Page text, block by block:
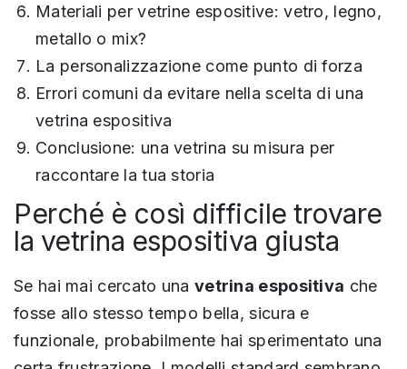
Materiali per vetrine espositive: vetro, legno,
metallo o mix?
La personalizzazione come punto di forza
Errori comuni da evitare nella scelta di una
vetrina espositiva
Conclusione: una vetrina su misura per
raccontare la tua storia
Perché è così difficile trovare
la vetrina espositiva giusta
Se hai mai cercato una vetrina espositiva che
fosse allo stesso tempo bella, sicura e
funzionale, probabilmente hai sperimentato una